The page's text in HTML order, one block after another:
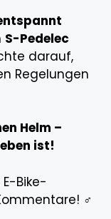
S-Pedelec
darauf,
Regelungen
Helm –
ist!
Bike-
‍♂️